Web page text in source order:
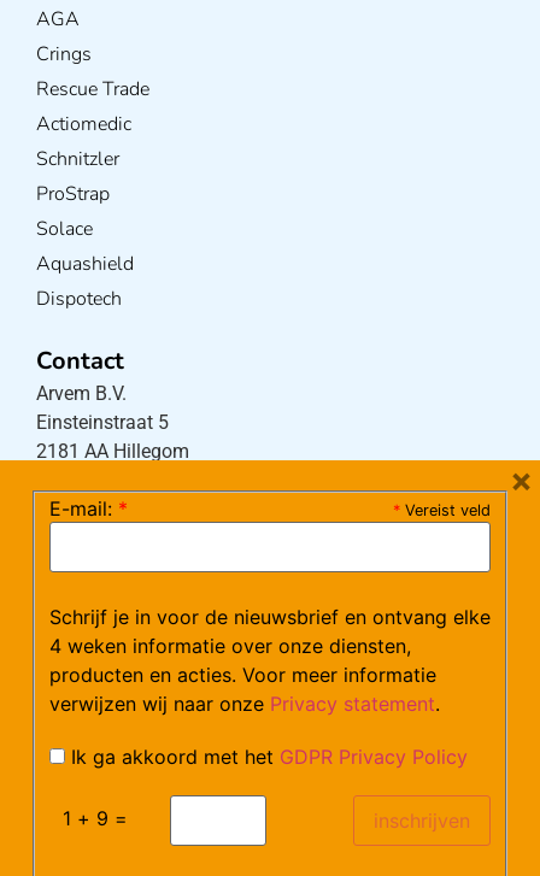
AGA
Crings
Rescue Trade
Actiomedic
Schnitzler
ProStrap
Solace
Aquashield
Dispotech
Contact
Arvem B.V.
Einsteinstraat 5
2181 AA Hillegom
(maandag – donderdag 08:30-17:15 uur / vrijdag
Mail:klantenservice@arvem.nl
Werken bij Arvem?
* Vereist veld
E-mail: *
Schrijf je in voor de nieuwsbrief en ontvang elke
4 weken informatie over onze diensten,
producten en acties. Voor meer informatie
verwijzen wij naar onze Privacy statement.
Ik ga akkoord met het GDPR Privacy Policy
1 + 9 =
×